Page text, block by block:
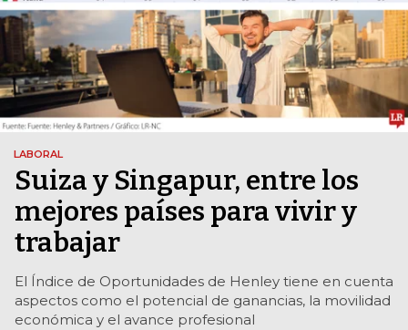
LABORAL
Suiza y Singapur, entre los
mejores países para vivir y
trabajar
El Índice de Oportunidades de Henley tiene en cuenta
aspectos como el potencial de ganancias, la movilidad
económica y el avance profesional